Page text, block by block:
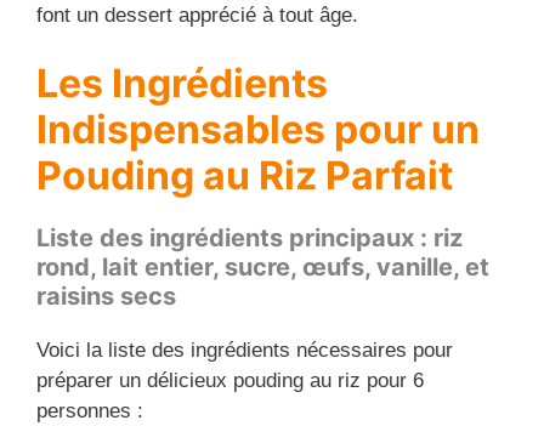
font un dessert apprécié à tout âge.
Les Ingrédients
Indispensables pour un
Pouding au Riz Parfait
Liste des ingrédients principaux : riz
rond, lait entier, sucre, œufs, vanille, et
raisins secs
Voici la liste des ingrédients nécessaires pour
préparer un délicieux pouding au riz pour 6
personnes :